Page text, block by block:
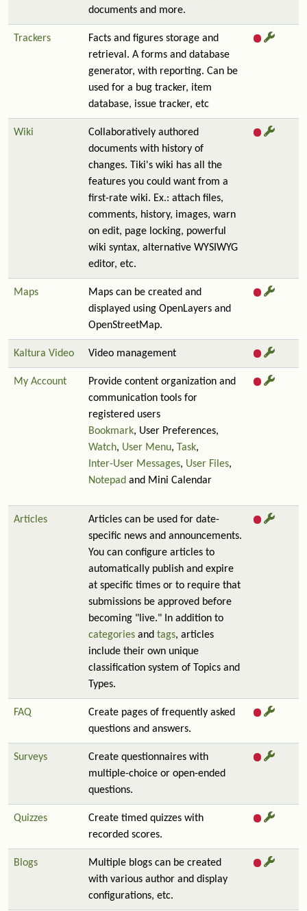
documents and more.
Trackers
Facts and figures storage and
retrieval. A forms and database
generator, with reporting. Can be
used for a bug tracker, item
database, issue tracker, etc
Wiki
Collaboratively authored
documents with history of
changes. Tiki's wiki has all the
features you could want from a
first-rate wiki. Ex.: attach files,
comments, history, images, warn
on edit, page locking, powerful
wiki syntax, alternative WYSIWYG
editor, etc.
Maps
Maps can be created and
displayed using OpenLayers and
OpenStreetMap.
Kaltura Video Video management
My Account
Provide content organization and
communication tools for
registered users
Bookmark, User Preferences,
Watch, User Menu, Task,
Inter-User Messages, User Files,
Notepad and Mini Calendar
Articles
Articles can be used for date-
specific news and announcements.
You can configure articles to
automatically publish and expire
at specific times or to require that
submissions be approved before
becoming "live." In addition to
categories and tags, articles
include their own unique
classification system of Topics and
Types.
FAQ
Create pages of frequently asked
questions and answers.
Surveys
Create questionnaires with
multiple-choice or open-ended
questions.
Quizzes
Create timed quizzes with
recorded scores.
Blogs
Multiple blogs can be created
with various author and display
configurations, etc.